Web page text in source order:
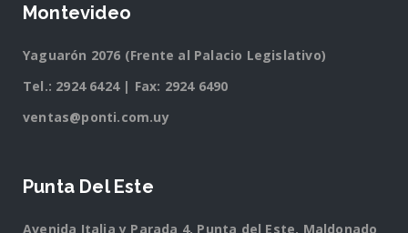
Montevideo
Yaguarón 2076 (Frente al Palacio Legislativo)
Tel.: 2924 6424| Fax: 2924 6490
ventas@ponti.com.uy
Punta Del Este
Avenida Italia y Parada 4, Punta del Este, Maldonado